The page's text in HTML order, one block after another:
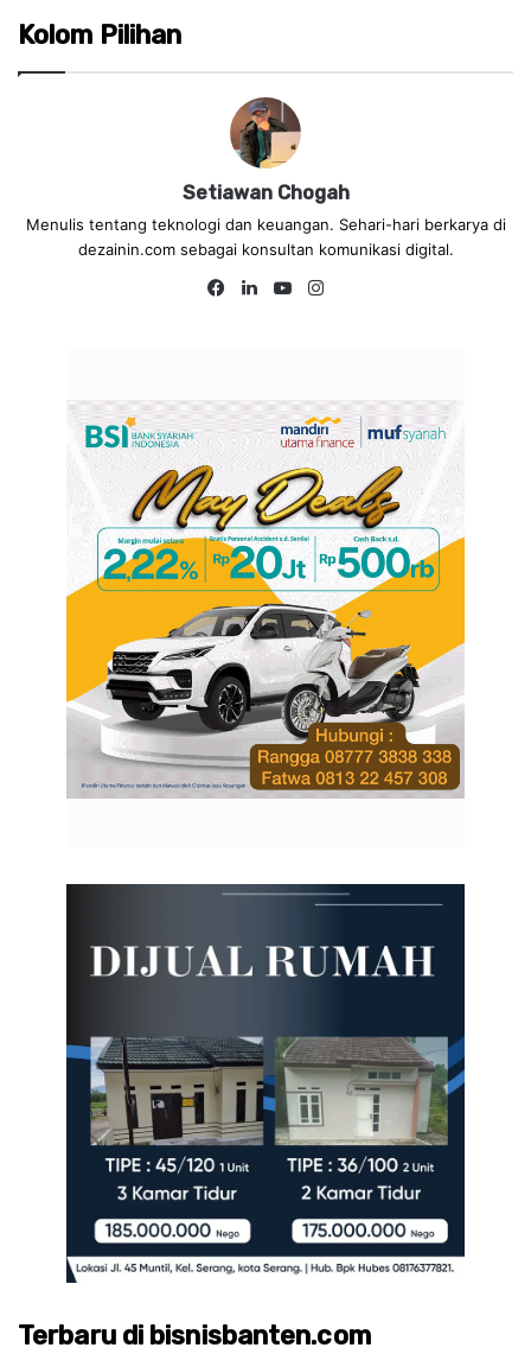
Kolom Pilihan
Setiawan Chogah
Menulis tentang teknologi dan keuangan. Sehari-hari berkarya di
dezainin.com sebagai konsultan komunikasi digital.
Fa
Lin
Yo
Terbaru di bisnisbanten.com